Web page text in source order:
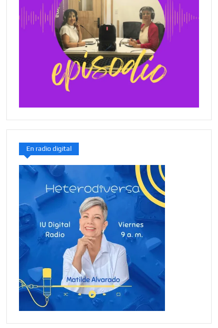
En radio digital